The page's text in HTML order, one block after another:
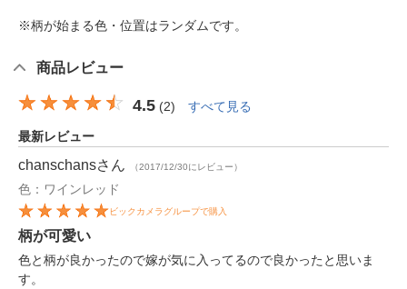
※柄が始まる色・位置はランダムです。
商品レビュー
4.5 (2) すべて見る
最新レビュー
chanschansさん （2017/12/30にレビュー）
色：ワインレッド
ビックカメラグループで購入
柄が可愛い
色と柄が良かったので嫁が気に入ってるので良かったと思いま
す。